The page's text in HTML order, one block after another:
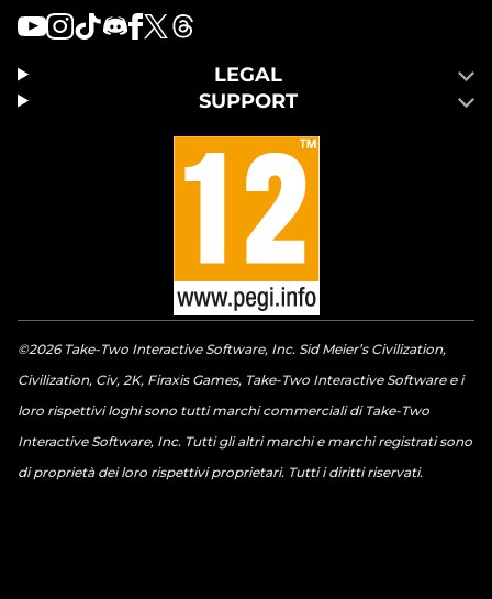
LEGAL
SUPPORT
©2026 Take-Two Interactive Software, Inc. Sid Meier’s Civilization,
Civilization, Civ, 2K, Firaxis Games, Take-Two Interactive Software e i
loro rispettivi loghi sono tutti marchi commerciali di Take-Two
Interactive Software, Inc. Tutti gli altri marchi e marchi registrati sono
di proprietà dei loro rispettivi proprietari. Tutti i diritti riservati.